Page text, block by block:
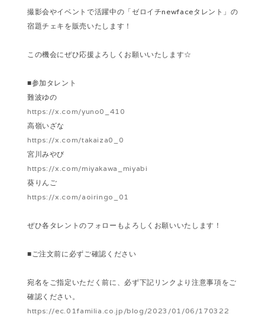
撮影会やイベントで活躍中の「ゼロイチnewfaceタレント」の
宿題チェキを販売いたします！
この機会にぜひ応援よろしくお願いいたします☆
■参加タレント
難波ゆの
https://x.com/yuno0_410
高嶺いざな
https://x.com/takaiza0_0
宮川みやび
https://x.com/miyakawa_miyabi
葵りんご
https://x.com/aoiringo_01
ぜひ各タレントのフォローもよろしくお願いいたします！
■ご注文前に必ずご確認ください
宛名をご指定いただく前に、必ず下記リンクより注意事項をご
確認ください。
https://ec.01familia.co.jp/blog/2023/01/06/170322